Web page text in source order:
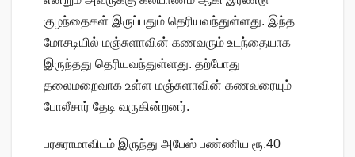
குழந்தைகள் இருப்பதும் தெரியவந்துள்ளது. இந்த
மோசடியில் மஞ்சுளாவின் கணவரும் உடந்தையாக
இருந்தது தெரியவந்துள்ளது. தற்போது
தலைமறைவாக உள்ள மஞ்சுளாவின் கணவரையும்
போலீசார் தேடி வருகின்றனர்.
பரசுராமாவிடம் இருந்து அபேஸ் பண்ணிய ரூ.40